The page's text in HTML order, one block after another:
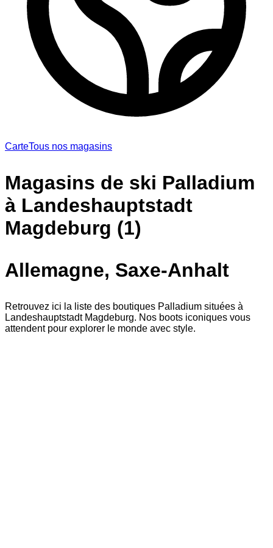
CarteTous nos magasins
Magasins de ski Palladium
à Landeshauptstadt
Magdeburg (1)
Allemagne, Saxe-Anhalt
Retrouvez ici la liste des boutiques Palladium situées à
Landeshauptstadt Magdeburg. Nos boots iconiques vous
attendent pour explorer le monde avec style.